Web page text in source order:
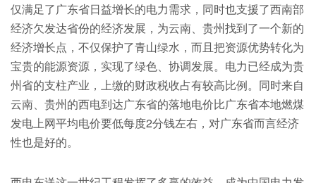
仅满足了广东省日益增长的电力需求，同时也支援了西南部
经济欠发达省份的经济发展，为云南、贵州找到了一个新的
经济增长点，不仅保护了青山绿水，而且把资源优势转化为
宝贵的能源资源，实现了绿色、协调发展。电力已经成为贵
州省的支柱产业，上缴的财政税收占有较高比例。同时来自
云南、贵州的西电到达广东省的落地电价比广东省本地燃煤
发电上网平均电价要低每度2分钱左右，对广东省而言经济
性也是好的。